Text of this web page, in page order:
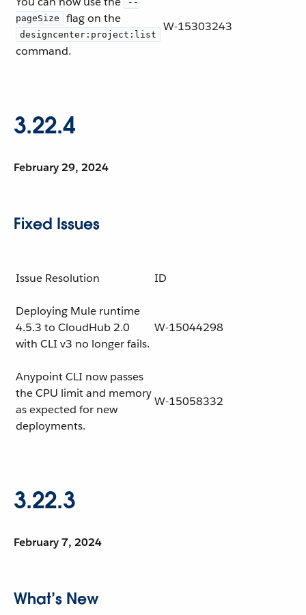
pageSize
flag on the
designcenter:project:list
command.
W-15303243
3.22.4
February 29, 2024
Fixed Issues
Issue Resolution ID
Deploying Mule runtime
4.5.3 to CloudHub 2.0
with CLI v3 no longer fails.
W-15044298
Anypoint CLI now passes
the CPU limit and memory
as expected for new
deployments.
W-15058332
3.22.3
February 7, 2024
What’s New